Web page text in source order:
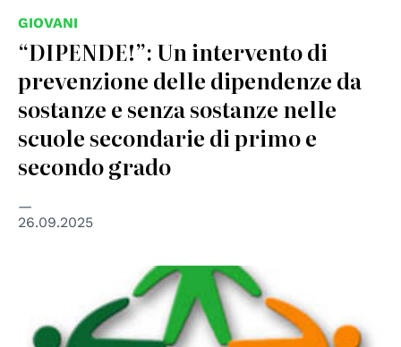
GIOVANI
“DIPENDE!”: Un intervento di
prevenzione delle dipendenze da
sostanze e senza sostanze nelle
scuole secondarie di primo e
secondo grado
26.09.2025